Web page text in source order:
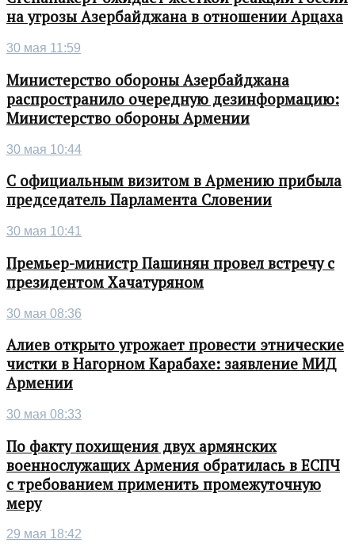
на угрозы Азербайджана в отношении Арцаха
30 мая 11:59
Министерство обороны Азербайджана
распространило очередную дезинформацию:
Министерство обороны Армении
30 мая 10:44
С официальным визитом в Армению прибыла
председатель Парламента Словении
30 мая 10:41
Премьер-министр Пашинян провел встречу с
президентом Хачатуряном
30 мая 08:36
Алиев открыто угрожает провести этнические
чистки в Нагорном Карабахе: заявление МИД
Армении
30 мая 08:33
По факту похищения двух армянских
военнослужащих Армения обратилась в ЕСПЧ
с требованием применить промежуточную
меру
29 мая 18:42